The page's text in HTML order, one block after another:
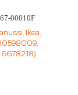
00010F